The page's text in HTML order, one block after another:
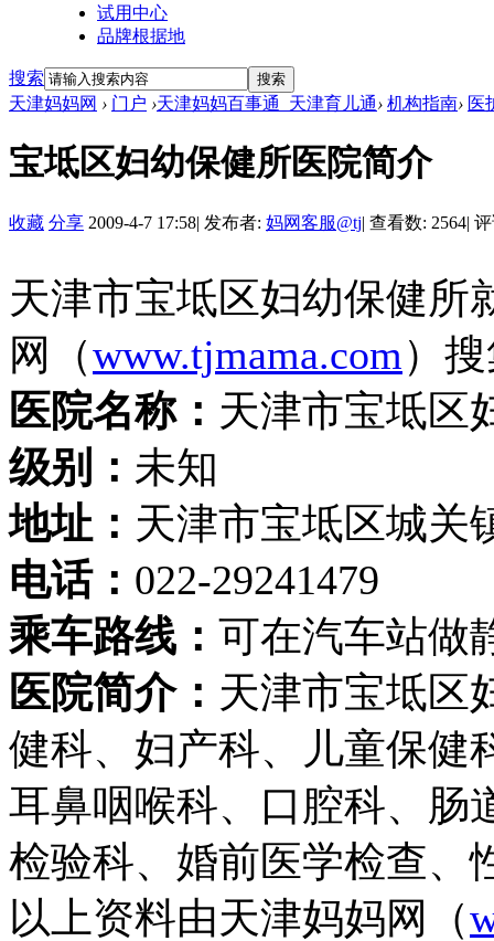
试用中心
品牌根据地
搜索 搜索
天津妈妈网 › 门户 ›天津妈妈百事通_天津育儿通› 机构指南› 医
宝坻区妇幼保健所医院简介
收藏 分享 2009-4-7 17:58| 发布者: 妈网客服@tj| 查看数: 2564|
天津市宝坻区妇幼保健所
网（www.tjmama.com）
医院名称： 天津市宝坻区
级别： 未知
地址： 天津市宝坻区城关
电话： 022-29241479
乘车路线： 可在汽车站做
医院简介： 天津市宝坻区
健科、妇产科、儿童保健
耳鼻咽喉科、口腔科、肠
检验科、婚前医学检查、
以上资料由天津妈妈网（